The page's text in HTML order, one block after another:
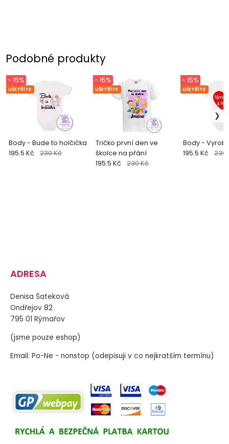
Podobné produkty
Body - Bude to holčička
UŠETŘÍTE
- 15%
195.5 Kč 230 Kč
Tričko první den ve
školce na přání
UŠETŘÍTE
- 15%
195.5 Kč 230 Kč
Body -
UŠETŘÍTE
- 15%
195.5 Kč 230
ADRESA
Denisa Šateková
Ondřejov 82
795 01 Rýmařov
(jsme pouze eshop)
Email: Po-Ne - nonstop (odepisuji v co nejkratším termínu)